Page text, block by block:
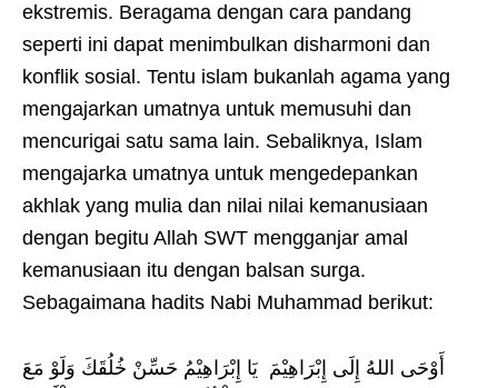
ekstremis. Beragama dengan cara pandang
seperti ini dapat menimbulkan disharmoni dan
konflik sosial. Tentu islam bukanlah agama yang
mengajarkan umatnya untuk memusuhi dan
mencurigai satu sama lain. Sebaliknya, Islam
mengajarka umatnya untuk mengedepankan
akhlak yang mulia dan nilai nilai kemanusiaan
dengan begitu Allah SWT mengganjar amal
kemanusiaan itu dengan balsan surga.
Sebagaimana hadits Nabi Muhammad berikut:
أَوْحَى اللهُ إِلَى إِبْرَاهِيْمَ يَا إِبْرَاهِيْمُ حَسِّنْ خُلُقَكَ وَلَوْ مَعَ